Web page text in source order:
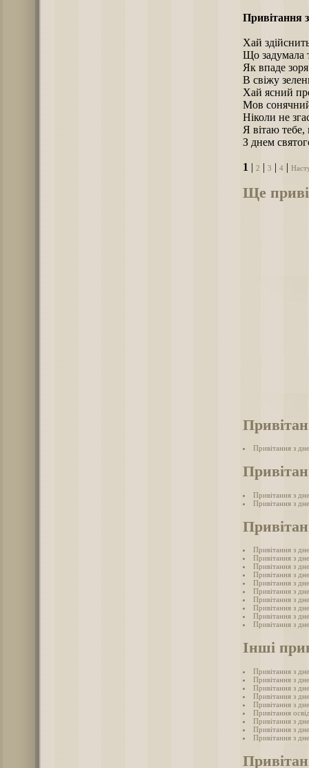
Привітання
Хай
Що задумала
Як впаде зоря
В свіжу
Хай ясний
Мов
Ніколи не
Я вітаю тебе,
З днем
1 2 3 4
Ще
Привітання з
Привітання з
Привітання з
Привітання з
Привітання з
Привітання з
Привітання з
Привітання з
Привітання з
Привітання з
Привітання з
Привітання з
Привітання з
Інші
Привітання з
Привітання з
Привітання з
Привітання з
Привітання з
Привітання
Привітання з
Привітання з
Привітання з